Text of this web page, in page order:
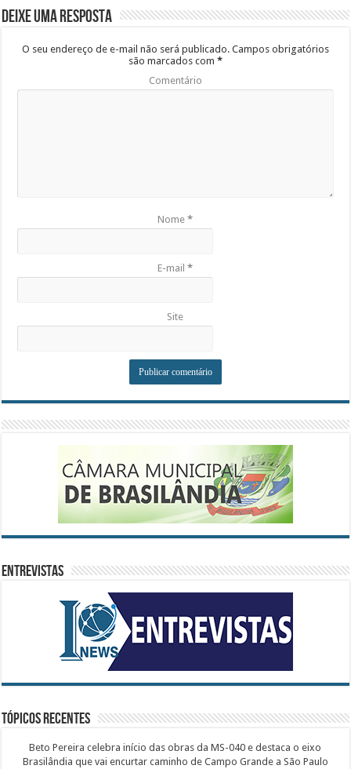
Deixe uma resposta
O seu endereço de e-mail não será publicado.Campos obrigatórios
são marcados com *
Comentário
Nome*
E-mail*
Site
ENTREVISTAS
Tópicos recentes
Beto Pereira celebra início das obras da MS-040 e destaca o eixo
Brasilândia que vai encurtar caminho de Campo Grande a São Paulo